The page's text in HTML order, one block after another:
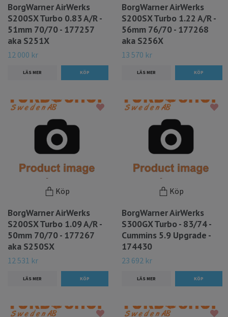
BorgWarner AirWerks
S200SX Turbo 0.83 A/R -
51mm 70/70 - 177257
aka S251X
12 000 kr
LÄS MER
BorgWarner AirWerks
S200SX Turbo 1.22 A/R -
56mm 76/70 - 177268
aka S256X
13 570 kr
LÄS MER
Köp
BorgWarner AirWerks
S200SX Turbo 1.09 A/R -
50mm 70/70 - 177267
aka S250SX
12 531 kr
LÄS MER
Köp
BorgWarner AirWerks
S300GX Turbo - 83/74 -
Cummins 5.9 Upgrade -
174430
23 692 kr
LÄS MER